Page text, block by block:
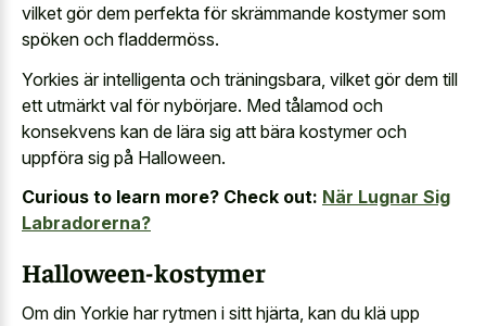
vilket gör dem perfekta för skrämmande kostymer som
spöken och fladdermöss.
Yorkies är intelligenta och träningsbara, vilket gör dem till
ett utmärkt val för nybörjare. Med tålamod och
konsekvens kan de lära sig att bära kostymer och
uppföra sig på Halloween.
Curious to learn more? Check out: När Lugnar Sig
Labradorerna?
Halloween-kostymer
Om din Yorkie har rytmen i sitt hjärta, kan du klä upp